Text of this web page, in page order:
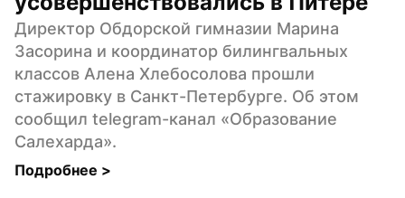
Директор Обдорской гимназии Марина
Засорина и координатор билингвальных
классов Алена Хлебосолова прошли
стажировку в Санкт-Петербурге. Об этом
сообщил telegram-канал «Образование
Салехарда».
Подробнее >